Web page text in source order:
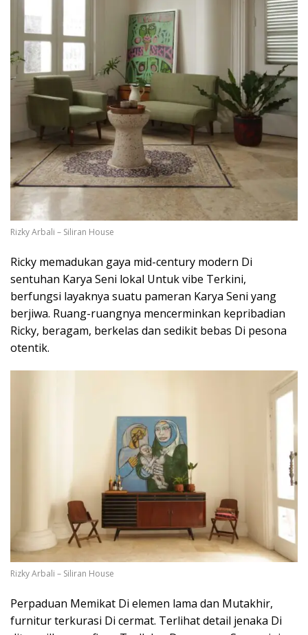
Rizky Arbali – Siliran House
Ricky memadukan gaya mid-century modern Di
sentuhan Karya Seni lokal Untuk vibe Terkini,
berfungsi layaknya suatu pameran Karya Seni yang
berjiwa. Ruang-ruangnya mencerminkan kepribadian
Ricky, beragam, berkelas dan sedikit bebas Di pesona
otentik.
Rizky Arbali – Siliran House
Perpaduan Memikat Di elemen lama dan Mutakhir,
furnitur terkurasi Di cermat. Terlihat detail jenaka Di